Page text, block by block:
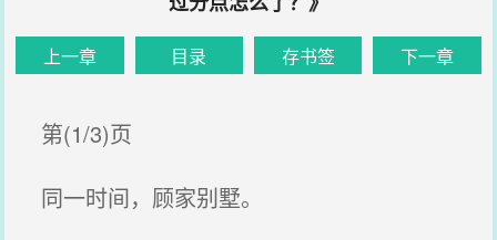
上一章 目录 存书签 下一章
第(1/3)页
同一时间，顾家别墅。